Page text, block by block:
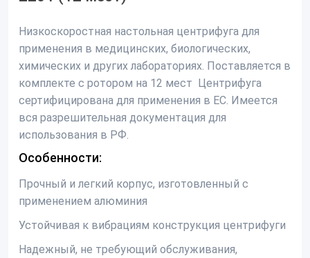
Низкоскоростная настольная центрифуга для
применения в медицинских, биологических,
химических и других лабораториях. Поставляется в
комплекте с ротором на 12 мест Центрифуга
сертифицирована для применения в ЕС. Имеется
вся разрешительная документация для
использования в РФ.
Особенности:
Прочный и легкий корпус, изготовленный с
применением алюминия
Устойчивая к вибрациям конструкция центрифуги
Надежный, не требующий обслуживания,